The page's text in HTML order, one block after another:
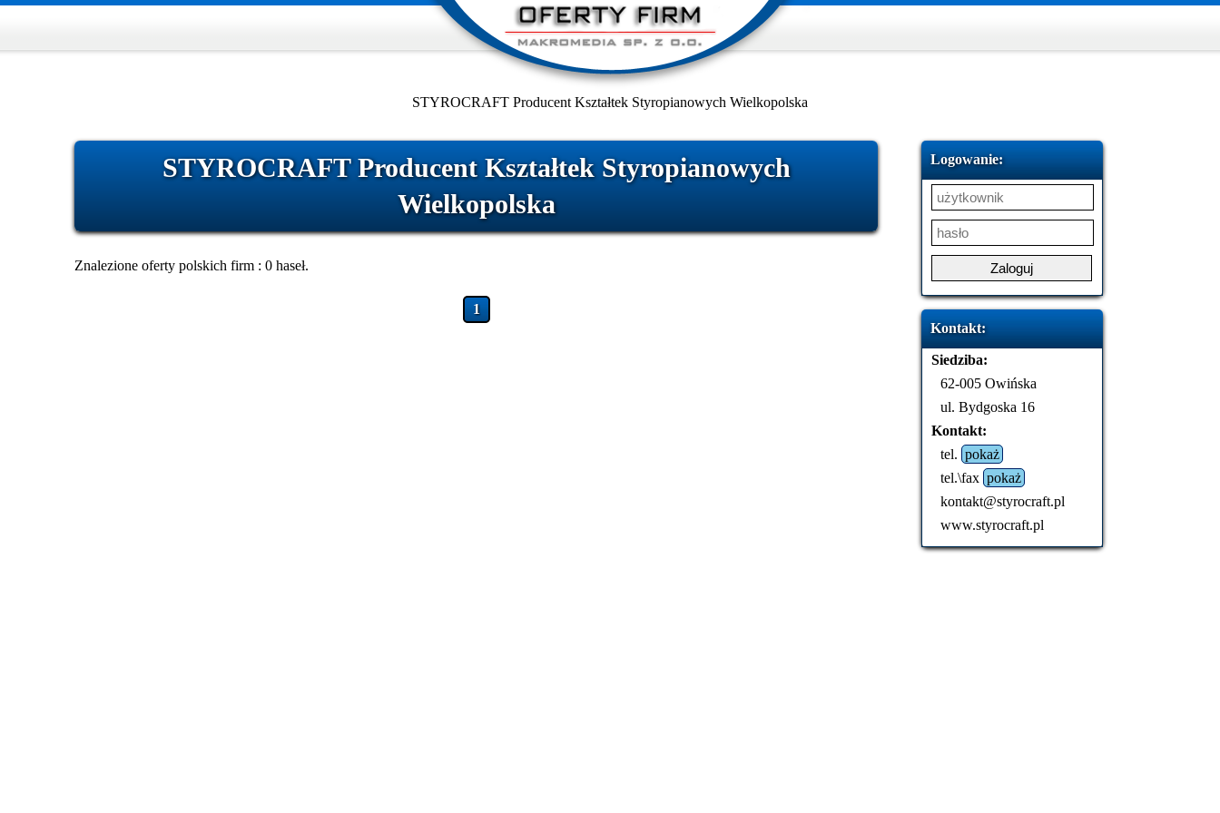
STYROCRAFT Producent Kształtek Styropianowych Wielkopolska
STYROCRAFT Producent Kształtek Styropianowych
Wielkopolska
Znalezione oferty polskich firm : 0 haseł.
1
Logowanie:
Kontakt:
Siedziba:
62-005 Owińska
ul. Bydgoska 16
Kontakt:
tel. pokaż
tel.\fax pokaż
kontakt@styrocraft.pl
www.styrocraft.pl